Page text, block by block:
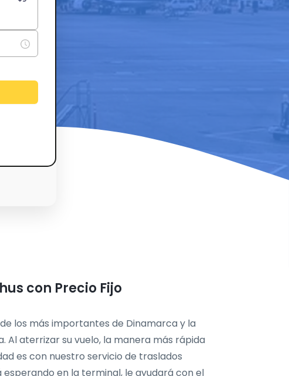
con Precio Fijo
los más importantes de Dinamarca y la
aterrizar su vuelo, la manera más rápida
es con nuestro servicio de traslados
en la terminal, le ayudará con el